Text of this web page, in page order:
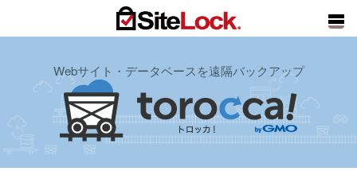
Webサイト・データベースを遠隔バックアップ